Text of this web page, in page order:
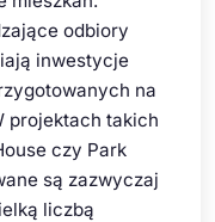
odbiory
inwestycje
na
projektach takich
czy Park
są zazwyczaj
liczbą